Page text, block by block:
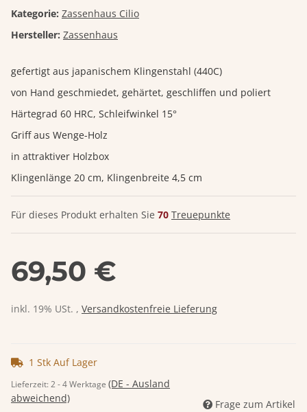
Kategorie: Zassenhaus Cilio
Hersteller: Zassenhaus
gefertigt aus japanischem Klingenstahl (440C)
von Hand geschmiedet, gehärtet, geschliffen und poliert
Härtegrad 60 HRC, Schleifwinkel 15°
Griff aus Wenge-Holz
in attraktiver Holzbox
Klingenlänge 20 cm, Klingenbreite 4,5 cm
Für dieses Produkt erhalten Sie 70 Treuepunkte
69,50 €
inkl. 19% USt. , Versandkostenfreie Lieferung
1 Stk Auf Lager
Lieferzeit: 2 - 4 Werktage (DE - Ausland
abweichend)
Frage zum Artikel